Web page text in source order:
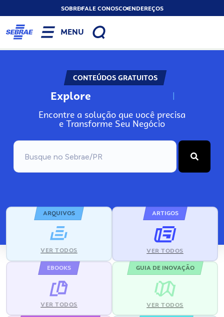
SOBREFALE CONOSCOENDEREÇOS
MENU
CONTEÚDOS GRATUITOS
Explore N
Encontre a solução que você precisa
e Transforme Seu Negócio
ARQUIVOS
VER TODOS
ARTIGOS
VER TODOS
EBOOKS
VER TODOS
GUIA DE INOVAÇÃO
VER TODOS